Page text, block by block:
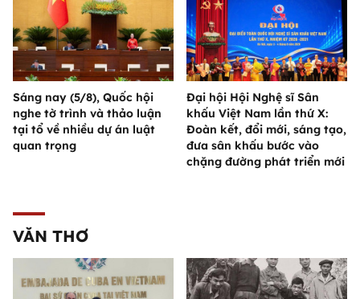
Sáng nay (5/8), Quốc hội
nghe tờ trình và thảo luận
tại tổ về nhiều dự án luật
quan trọng
Đại hội Hội Nghệ sĩ Sân
khấu Việt Nam lần thứ X:
Đoàn kết, đổi mới, sáng tạo,
đưa sân khấu bước vào
chặng đường phát triển mới
VĂN THƠ